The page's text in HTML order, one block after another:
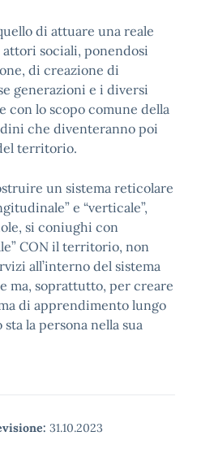
di attuare una reale
sociali, ponendosi
di creazione di
generazioni e i diversi
con lo scopo comune della
che diventeranno poi
territorio.
un sistema reticolare
e “verticale”,
si coniughi con
CON il territorio, non
all’interno del sistema
ma, soprattutto, per creare
di apprendimento lungo
la persona nella sua
31.10.2023